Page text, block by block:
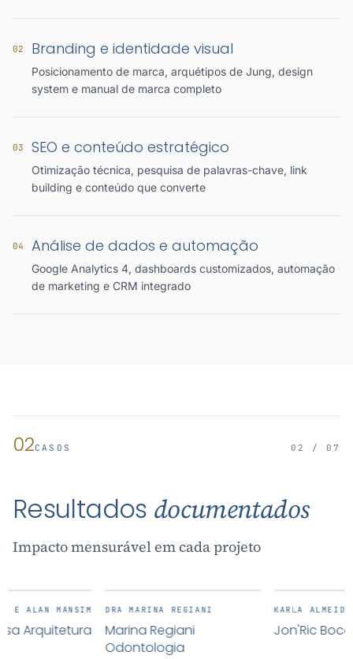
02 Branding e identidade visual
Posicionamento de marca, arquétipos de Jung, design
system e manual de marca completo
03 SEO e conteúdo estratégico
Otimização técnica, pesquisa de palavras-chave, link
building e conteúdo que converte
04 Análise de dados e automação
Google Analytics 4, dashboards customizados, automação
de marketing e CRM integrado
02CASOS 02 / 07
Resultados documentados
Impacto mensurável em cada projeto
DRA MARINA REGIANI
Marina Regiani
KARLA ALMEIDA
Jon'Ric Boca Raton